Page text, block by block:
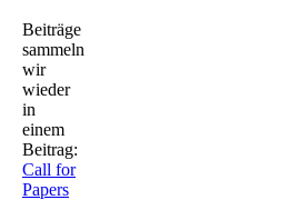
Beiträge
sammeln
wir
wieder
in
einem
Beitrag:
Call for
Papers